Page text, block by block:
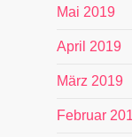
Mai 2019
April 2019
März 2019
Februar